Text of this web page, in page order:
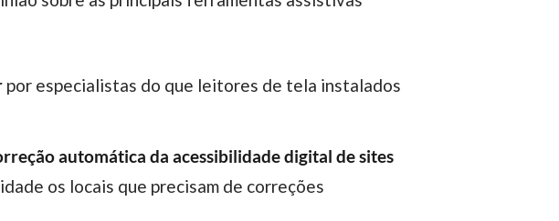
por especialistas do que leitores de tela instalados
automática da acessibilidade digital de sites
os locais que precisam de correções